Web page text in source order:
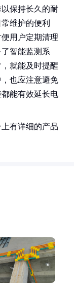
保持长久的耐
维护的便利
用户定期清理
智能监测系
就能及时提醒
也应注意避免
能有效延长电
有详细的产品